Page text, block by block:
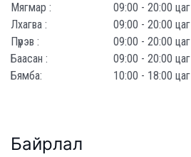
Мягмар :
09:00 - 20:00 цаг
Лхагва :
09:00 - 20:00 цаг
Пүрэв :
09:00 - 20:00 цаг
Баасан :
09:00 - 20:00 цаг
Бямба:
10:00 - 18:00 цаг
Байрлал